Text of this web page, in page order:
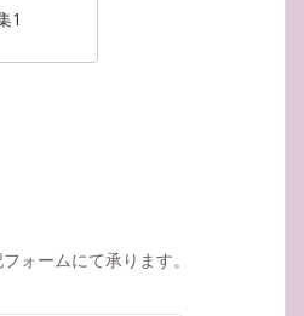
1
ォームにて承ります。